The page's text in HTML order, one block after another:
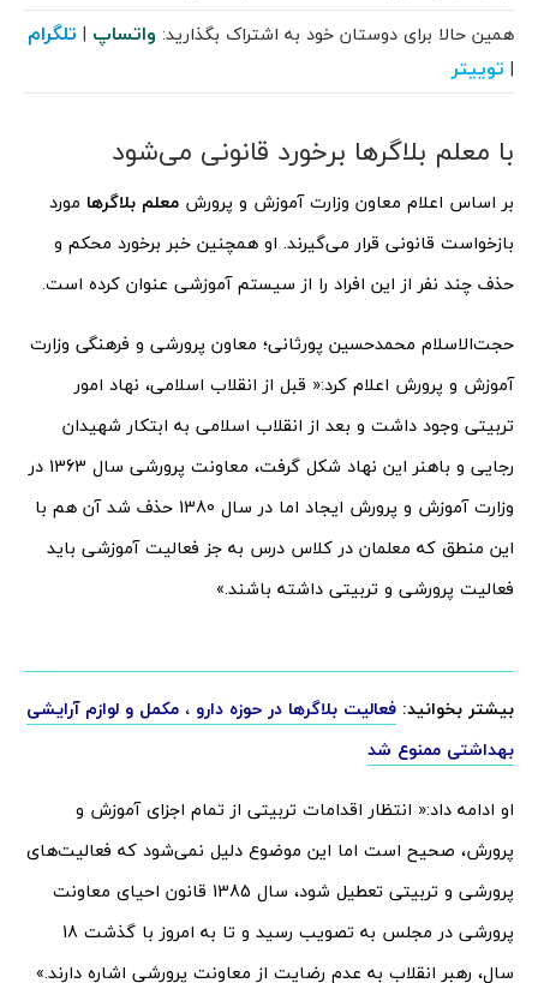
همین حالا برای دوستان خود به اشتراک بگذارید: واتساپ | تلگرام
| توییتر
با معلم بلاگرها برخورد قانونی می‌شود
بر اساس اعلام معاون وزارت آموزش و پرورش معلم بلاگرها مورد
بازخواست قانونی قرار می‌گیرند. او همچنین خبر برخورد محکم و
حذف چند نفر از این افراد را از سیستم آموزشی عنوان کرده است.
حجت‌الاسلام محمدحسین پورثانی؛ معاون پرورشی و فرهنگی وزارت
آموزش و پرورش اعلام کرد:« قبل از انقلاب اسلامی، نهاد امور
تربیتی وجود داشت و بعد از انقلاب اسلامی به ابتکار شهیدان
رجایی و باهنر این نهاد شکل گرفت، معاونت پرورشی سال 1363 در
وزارت آموزش و پرورش ایجاد اما در سال 1380 حذف شد آن هم با
این منطق که معلمان در کلاس درس به جز فعالیت آموزشی باید
فعالیت پرورشی و تربیتی داشته باشند.»
بیشتر بخوانید: فعالیت بلاگرها در حوزه دارو ، مکمل و لوازم آرایشی
بهداشتی ممنوع شد
او ادامه داد:« انتظار اقدامات تربیتی از تمام اجزای آموزش و
پرورش، صحیح است اما این موضوع دلیل نمی‌شود که فعالیت‌های
پرورشی و تربیتی تعطیل شود، سال 1385 قانون احیای معاونت
پرورشی در مجلس به تصویب رسید و تا به امروز با گذشت 18
سال، رهبر انقلاب به عدم رضایت از معاونت پرورشی اشاره دارند.»